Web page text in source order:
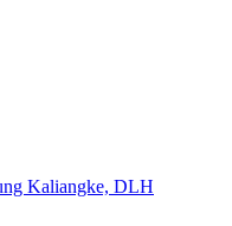
Kaliangke, DLH